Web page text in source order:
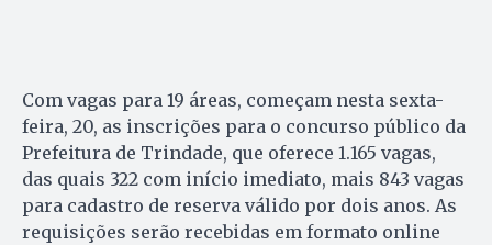
Com vagas para 19 áreas, começam nesta sexta-
feira, 20, as inscrições para o concurso público da
Prefeitura de Trindade, que oferece 1.165 vagas,
das quais 322 com início imediato, mais 843 vagas
para cadastro de reserva válido por dois anos. As
requisições serão recebidas em formato online